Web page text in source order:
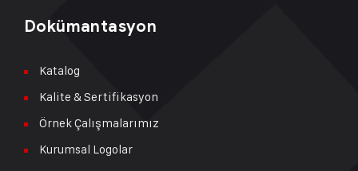
Dokümantasyon
Katalog
Kalite & Sertifikasyon
Örnek Çalışmalarımız
Kurumsal Logolar